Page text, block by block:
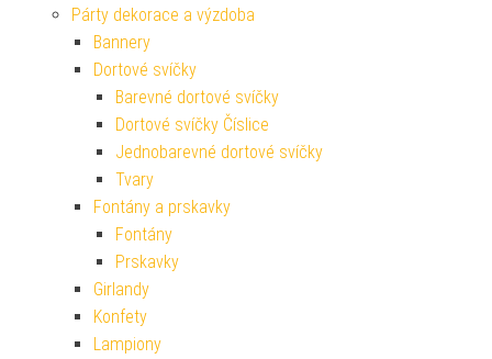
Párty dekorace a výzdoba
Bannery
Dortové svíčky
Barevné dortové svíčky
Dortové svíčky Číslice
Jednobarevné dortové svíčky
Tvary
Fontány a prskavky
Fontány
Prskavky
Girlandy
Konfety
Lampiony